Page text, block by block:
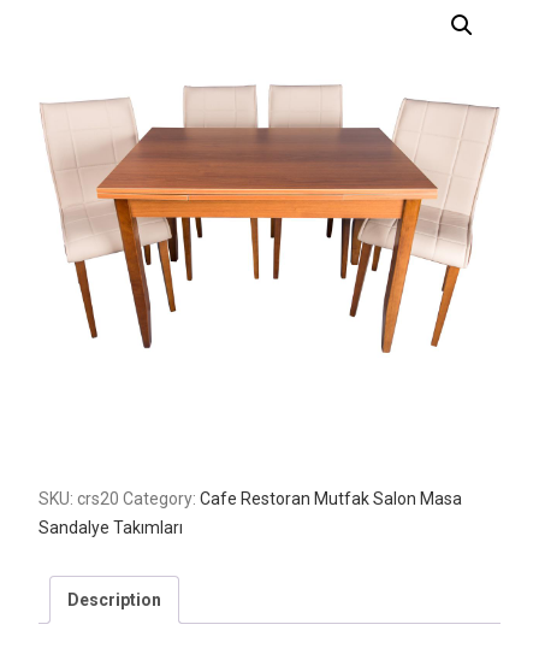
SKU: crs20 Category: Cafe Restoran Mutfak Salon Masa
Sandalye Takımları
Description